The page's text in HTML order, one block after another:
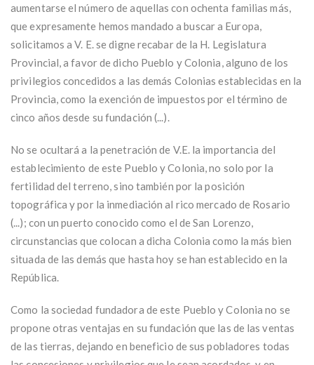
aumentarse el número de aquellas con ochenta familias más,
que expresamente hemos mandado a buscar a Europa,
solicitamos a V. E. se digne recabar de la H. Legislatura
Provincial, a favor de dicho Pueblo y Colonia, alguno de los
privilegios concedidos a las demás Colonias establecidas en la
Provincia, como la exención de impuestos por el término de
cinco años desde su fundación (...).
No se ocultará a la penetración de V.E. la importancia del
establecimiento de este Pueblo y Colonia, no solo por la
fertilidad del terreno, sino también por la posición
topográfica y por la inmediación al rico mercado de Rosario
(...); con un puerto conocido como el de San Lorenzo,
circunstancias que colocan a dicha Colonia como la más bien
situada de las demás que hasta hoy se han establecido en la
República.
Como la sociedad fundadora de este Pueblo y Colonia no se
propone otras ventajas en su fundación que las de las ventas
de las tierras, dejando en beneficio de sus pobladores todas